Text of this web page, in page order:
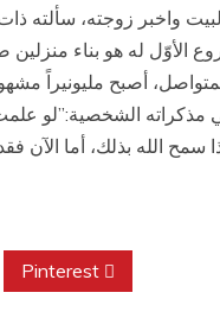
واخبر زوجته، سألته
الأوّل له هو بناء
أصبح مليونيراً
مذكراته الشخصية:”لو
سمح الله بذلك، أما